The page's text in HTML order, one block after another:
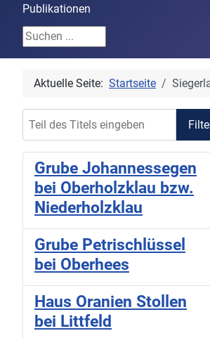
Publikationen
Suchen ...
Aktuelle Seite: Startseite
Grube Johannessegen
bei Oberholzklau bzw.
Niederholzklau
Grube Petrischlüssel
bei Oberhees
Haus Oranien Stollen
bei Littfeld